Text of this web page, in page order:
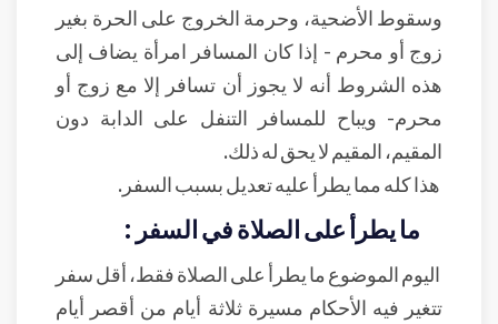
وسقوط الأضحية، وحرمة الخروج على الحرة بغير
زوج أو محرم - إذا كان المسافر امرأة يضاف إلى
هذه الشروط أنه لا يجوز أن تسافر إلا مع زوج أو
محرم- ويباح للمسافر التنفل على الدابة دون
المقيم، المقيم لا يحق له ذلك.
هذا كله مما يطرأ عليه تعديل بسبب السفر.
ما يطرأ على الصلاة في السفر :
اليوم الموضوع ما يطرأ على الصلاة فقط، أقل سفر
تتغير فيه الأحكام مسيرة ثلاثة أيام من أقصر أيام